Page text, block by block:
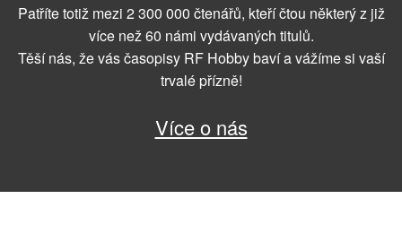
Patříte totiž mezi 2 300 000 čtenářů, kteří čtou některý z již
více než 60 námi vydávaných titulů.
Těší nás, že vás časopisy RF Hobby baví a vážíme si vaší
trvalé přízně!
Více o nás